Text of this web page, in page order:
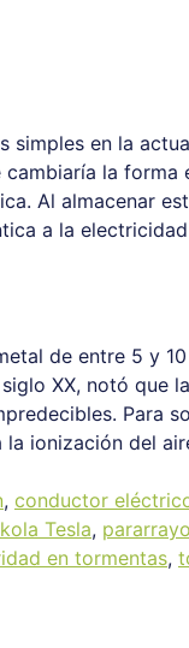
en la
la
Al almacenar
a la
de entre 5 y
XX, notó
Para
ionización del
, conductor
Tesla,
en tormentas,